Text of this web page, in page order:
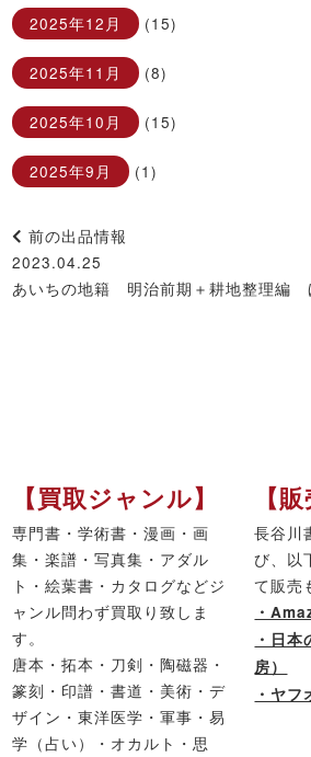
2025年12月 (15)
2025年11月 (8)
2025年10月 (15)
2025年9月 (1)
前の出品情報
2023.04.25
あいちの地籍 明治前期＋耕地整理編
【買取ジャンル】
専門書・学術書・漫画・画
集・楽譜・写真集・アダル
ト・絵葉書・カタログなどジ
ャンル問わず買取り致しま
す。
唐本・拓本・刀剣・陶磁器・
篆刻・印譜・書道・美術・デ
ザイン・東洋医学・軍事・易
学（占い）・オカルト・思
【
長谷川
び、以
て販売
・
・日
房）
・ヤフ